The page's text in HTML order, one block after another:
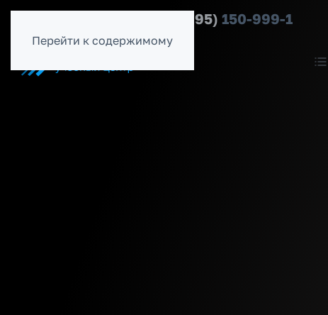
Перейти к содержимому
8 (495) 150-999-1